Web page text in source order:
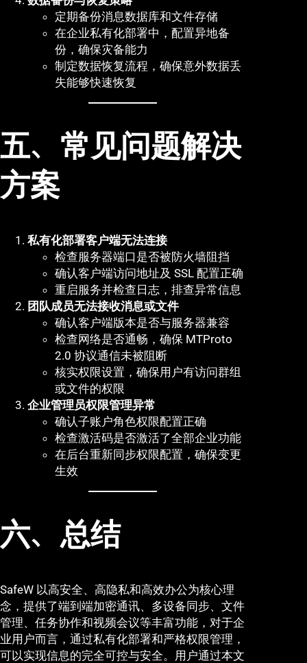
定期备份消息数据库和文件存储
在企业私有化部署中，配置异地备
份，确保灾备能力
制定数据恢复流程，确保意外数据丢
失能够快速恢复
五、常见问题解决
方案
私有化部署客户端无法连接
检查服务器端口是否被防火墙阻挡
确认客户端访问地址及 SSL 配置正确
重启服务并检查日志，排查异常信息
团队成员无法接收消息或文件
确认客户端版本是否与服务器兼容
检查网络是否通畅，确保 MTProto
2.0 协议通信未被阻断
核实权限设置，确保用户有访问群组
或文件的权限
企业管理员权限管理异常
确认子账户角色权限配置正确
检查激活码是否激活了全部企业功能
在后台重新同步权限配置，确保变更
生效
六、总结
SafeW 以高安全、高隐私和高效办公为核心理
念，提供了端到端加密通讯、多设备同步、文件
管理、任务协作和视频会议等丰富功能，对于企
业用户而言，通过私有化部署和严格权限管理，
可以实现信息的完全可控与安全。用户通过本文